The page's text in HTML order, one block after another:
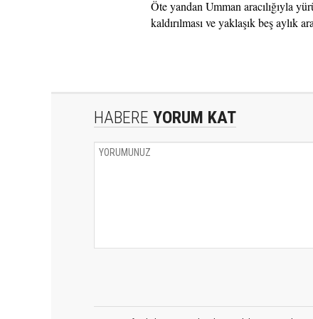
Öte yandan Umman aracılığıyla
kaldırılması ve yaklaşık beş aylık
HABERE YORUM KAT